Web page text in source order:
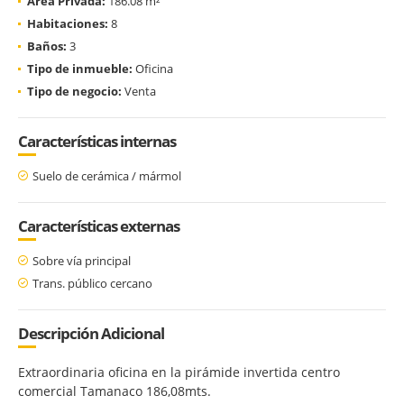
Habitaciones: 8
Baños: 3
Tipo de inmueble: Oficina
Tipo de negocio: Venta
Características internas
Suelo de cerámica / mármol
Características externas
Sobre vía principal
Trans. público cercano
Descripción Adicional
Extraordinaria oficina en la pirámide invertida centro
comercial Tamanaco 186,08mts.